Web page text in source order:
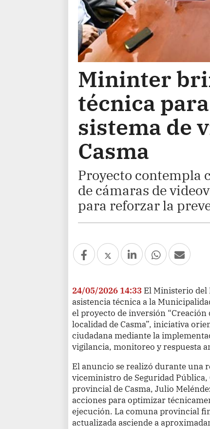
Mininter
técnica
sistema de
Casma
Proyecto contempla
de cámaras de
para reforzar la
24/05/2026 14:33 El Ministerio
asistencia técnica a la
el proyecto de inversión
localidad de Casma”, iniciativa
ciudadana mediante la
vigilancia, monitoreo y respuesta
El anuncio se realizó durante una
viceministro de Seguridad
provincial de Casma, Julio
acciones para optimizar
ejecución. La comuna provincial
actualizada asciende a